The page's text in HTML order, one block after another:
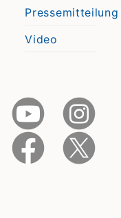
Pressemitteilung
Video